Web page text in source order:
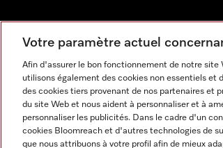
Informations légales CGV
Votre paramètre actuel
Afin d'assurer le bon fonctionnement de notre
utilisons également des cookies non essentiels et
des cookies tiers provenant de nos partenaires et
du site Web et nous aident à personnaliser et à
personnaliser les publicités. Dans le cadre d'un
cookies Bloomreach et d'autres technologies de
que nous attribuons à votre profil afin de mieux